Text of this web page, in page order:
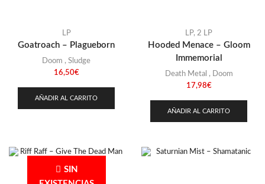
LP
Goatroach – Plagueborn
Doom , Sludge
16,50€
AÑADIR AL CARRITO
LP, 2 LP
Hooded Menace – Gloom
Immemorial
Death Metal , Doom
17,98€
AÑADIR AL CARRITO
SIN